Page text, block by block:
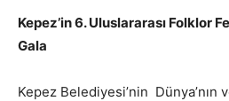
Kepez’in 6. Uluslararası Folklor
Gala
Kepez Belediyesi’nin Dünya’nın